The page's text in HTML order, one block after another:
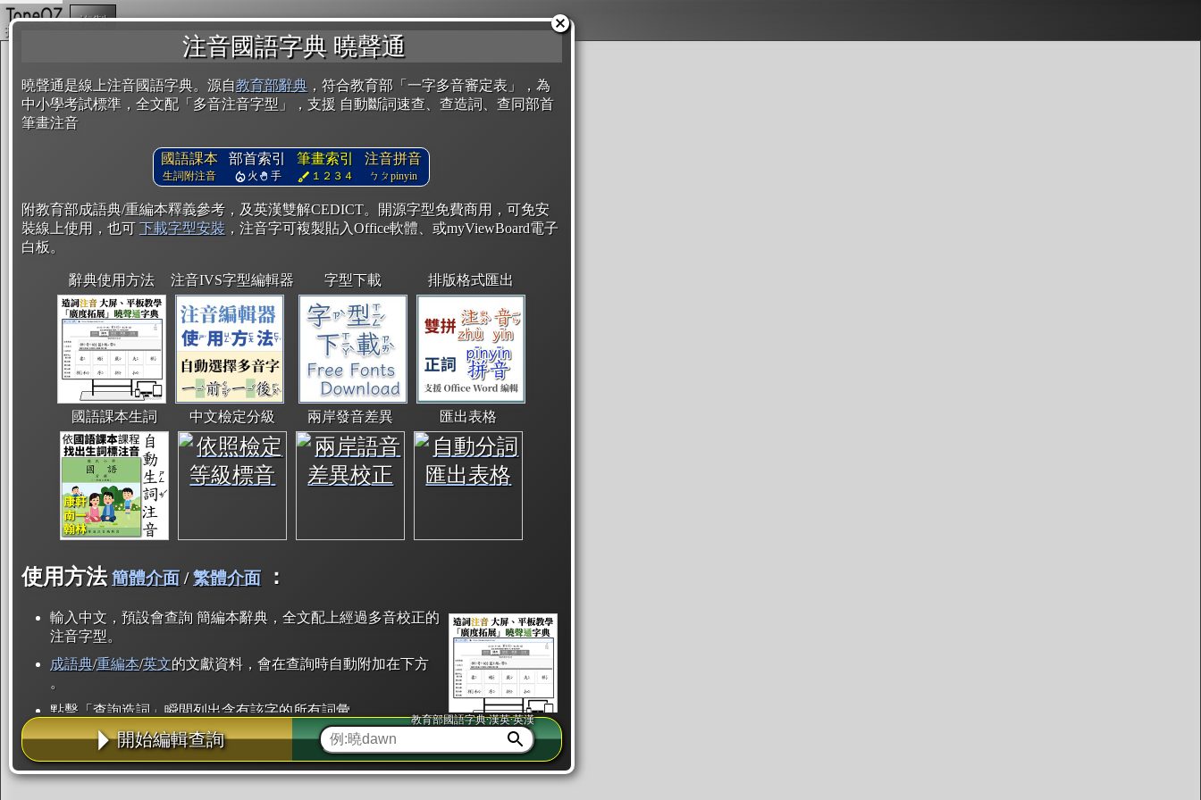
注音國語字典 曉聲通
曉聲通是線上注音國語字典。源自教育部辭典 ，符合教育部「一字多音審定表」，為
中小學考試標準，全文配「多音注音字型」，支援 自動斷詞速查、查造詞、查同部首
筆畫注音
國語課本
生詞附注音
部首索引
火 手
筆畫索引
１２３４
注音拼音
ㄅㄆpinyin
附教育部成語典/重編本釋義參考，及英漢雙解CEDICT。開源字型免費商用，可免安
裝線上使用，也可 下載字型安裝 ，注音字可複製貼入Office軟體、或myViewBoard電子
白板。
辭典使用方法 注音IVS字型編輯器 字型下載 排版格式匯出
國語課本生詞 中文檢定分級 兩岸發音差異 匯出表格
使用方法 簡體介面/繁體介面 ：
輸入中文，預設會查詢 簡編本辭典，全文配上經過多音校正的
注音字型。
成語典/重編本/英文的文獻資料，會在查詢時自動附加在下方
。
點擊「查詢造詞」瞬間列出含有該字的所有詞彙。
點「部首」瞬間列出所有「同部首字」。也支援查詢「同注音」或「同筆畫」。
辭典解釋的全文都經過自動斷詞，點擊便可瞬間「連續查詢」此字詞的解釋，不
用手動重複輸入。
開始編輯查詢
教育部國語字典·漢英·英漢
複製